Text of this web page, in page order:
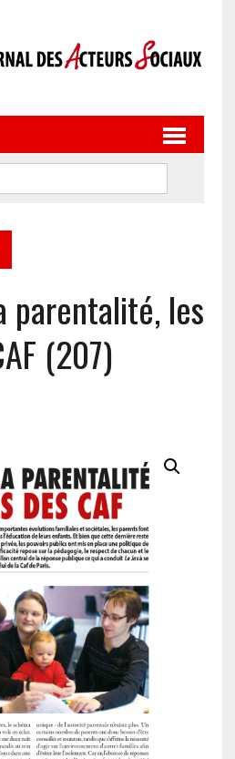
parentalité, les
(207)